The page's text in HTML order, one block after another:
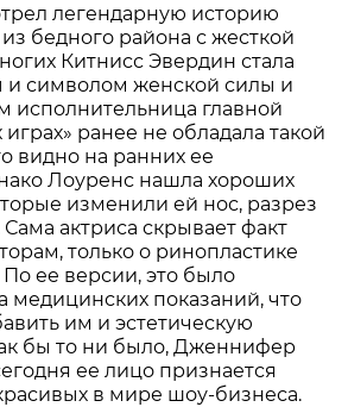
легендарную историю
бедного района с жесткой
Китнисс Эвердин стала
и символом женской силы и
исполнительница главной
ранее не обладала такой
видно на ранних ее
Лоуренс нашла хороших
изменили ей нос, разрез
актриса скрывает факт
только о ринопластике
По ее версии, это было
медицинских показаний, что
им и эстетическую
бы то ни было, Дженнифер
ее лицо признается
в мире шоу-бизнеса.